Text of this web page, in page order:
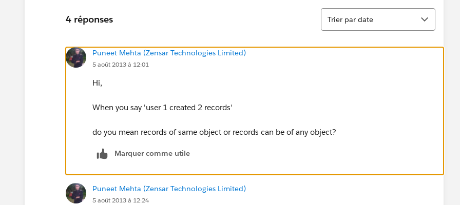
4 réponses
Tri
Trier par date
Puneet Mehta (Zensar Technologies Limited)
5 août 2013 à 12:01
Hi,
When you say 'user 1 created 2 records'
do you mean records of same object or records can be of any object?
Marquer comme utile
Puneet Mehta (Zensar Technologies Limited)
5 août 2013 à 12:24